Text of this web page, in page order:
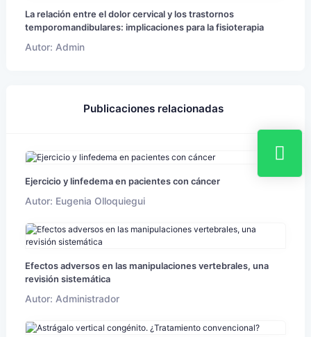
La relación entre el dolor cervical y los trastornos
temporomandibulares: implicaciones para la fisioterapia
Autor: Admin
Publicaciones relacionadas
Ejercicio y linfedema en pacientes con cáncer
Autor: Eugenia Olloquiegui
Efectos adversos en las manipulaciones vertebrales, una
revisión sistemática
Autor: Administrador